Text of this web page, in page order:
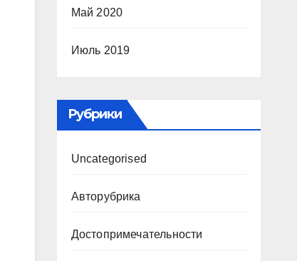
Май 2020
Июль 2019
Рубрики
Uncategorised
Авторубрика
Достопримечательности